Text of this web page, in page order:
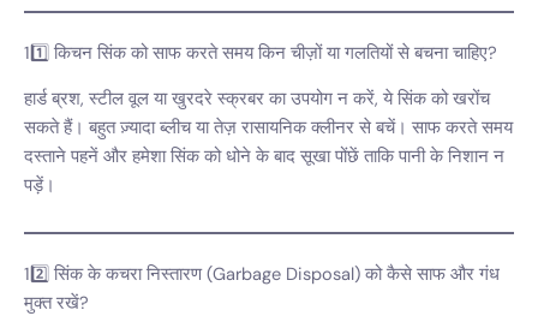
11️⃣ किचन सिंक को साफ करते समय किन चीज़ों या गलतियों से बचना चाहिए?
हार्ड ब्रश, स्टील वूल या खुरदरे स्क्रबर का उपयोग न करें, ये सिंक को खरोंच
सकते हैं। बहुत ज़्यादा ब्लीच या तेज़ रासायनिक क्लीनर से बचें। साफ करते समय
दस्ताने पहनें और हमेशा सिंक को धोने के बाद सूखा पोंछें ताकि पानी के निशान न
पड़ें।
12️⃣ सिंक के कचरा निस्तारण (Garbage Disposal) को कैसे साफ और गंध
मुक्त रखें?